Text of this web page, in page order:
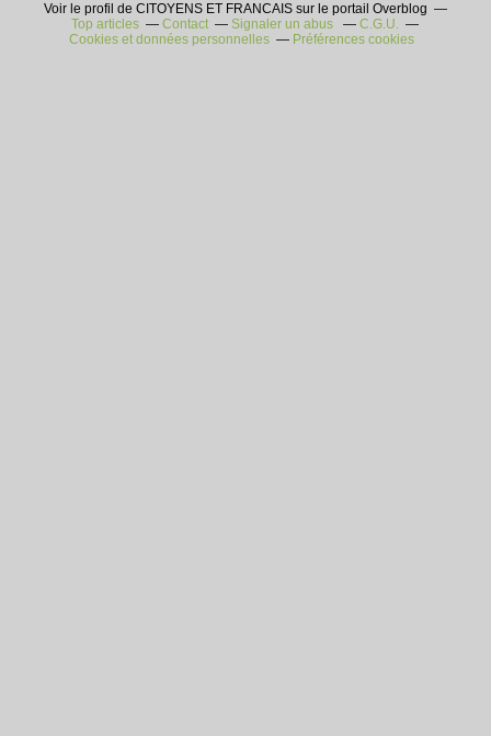
Voir le profil de CITOYENS ET FRANCAIS sur le portail Overblog
Top articles
Contact Signaler un abus
C.G.U.
Cookies et données personnelles
Préférences cookies